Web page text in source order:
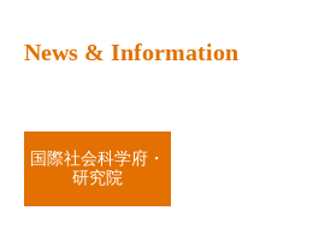
News & Information
国際社会科学府・
研究院